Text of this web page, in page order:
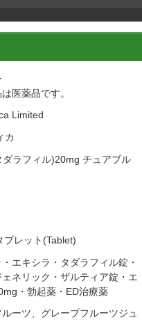
医薬品です。
Limited
カ
ダラフィル)20mg チュアブル
ブレット(Tablet)
エキシラ・タダラフィル錠・
ネリック・ザルティア錠・エ
・勃起薬・ED治療薬
ーツ、グレープフルーツジュ